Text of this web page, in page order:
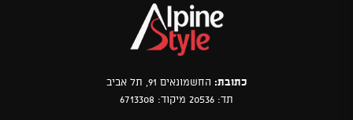
כתובת: החשמונאים 91, תל אביב
תד: 20536 מיקוד: 6713308